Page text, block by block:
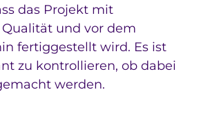
das Projekt mit
und vor dem
fertiggestellt wird. Es ist
zu kontrollieren, ob dabei
werden.